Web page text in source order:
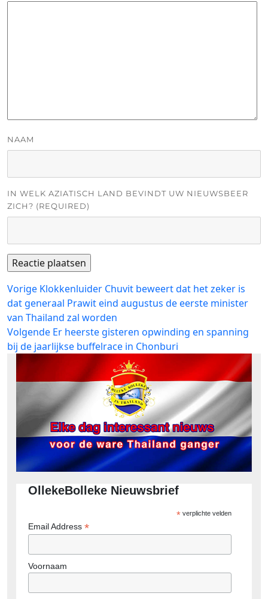
NAAM
IN WELK AZIATISCH LAND BEVINDT UW NIEUWSBEER
ZICH? (REQUIRED)
Bericht
navigatie
Vorige Vorig
bericht:
Klokkenluider Chuvit beweert dat het zeker is
dat generaal Prawit eind augustus de eerste minister
van Thailand zal worden
Volgende Volgend
bericht:
Er heerste gisteren opwinding en spanning
bij de jaarlijkse buffelrace in Chonburi
OllekeBolleke Nieuwsbrief
*verplichte velden
Email Address *
Voornaam